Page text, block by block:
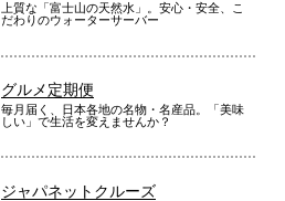
上質な「富士山の天然水」。安心・安全、こ
だわりのウォーターサーバー
グルメ定期便
毎月届く、日本各地の名物・名産品。「美味
しい」で生活を変えませんか？
ジャパネットクルーズ